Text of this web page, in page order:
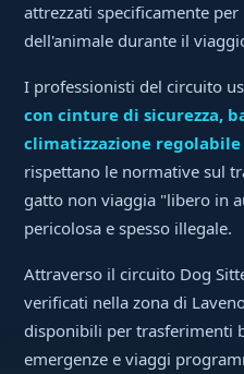
attrezzati specificamente per
dell'animale durante il
I professionisti del circuito
con cinture di sicurezza,
climatizzazione regolabile
rispettano le normative sul
gatto non viaggia "libero in
pericolosa e spesso illegale.
Attraverso il circuito Dog
verificati nella zona di
disponibili per trasferimenti
emergenze e viaggi